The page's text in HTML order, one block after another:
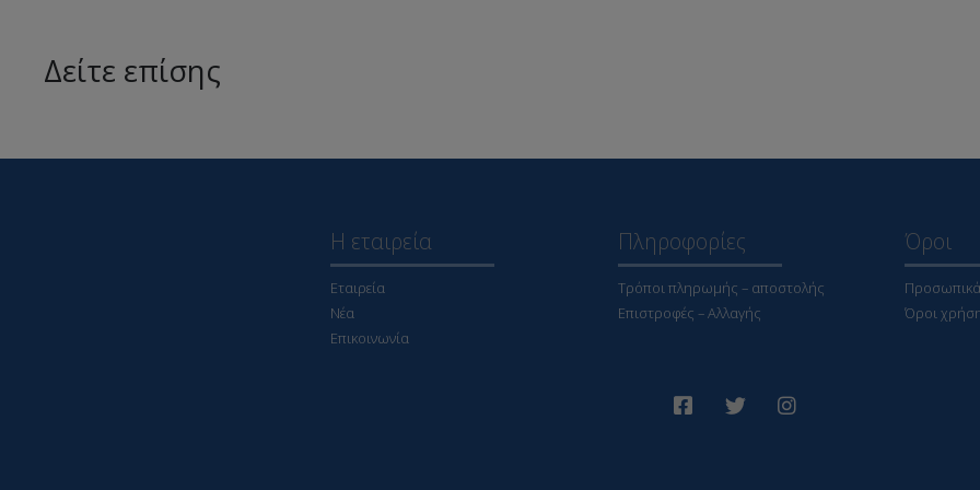
Δείτε επίσης
Η εταιρεία
Εταιρεία
Νέα
Επικοινωνία
Πληροφορίες
Τρόποι πληρωμής – αποστολής
Επιστροφές – Αλλαγής
Όροι
Όροι